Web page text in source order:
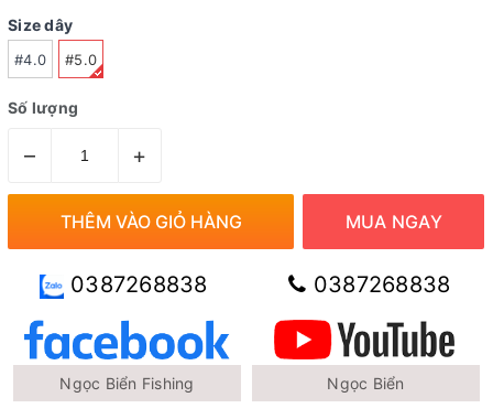
Size dây
#4.0 #5.0
Số lượng
– +
THÊM VÀO GIỎ HÀNG MUA NGAY
0387268838 0387268838
Ngọc Biển Fishing Ngọc Biển